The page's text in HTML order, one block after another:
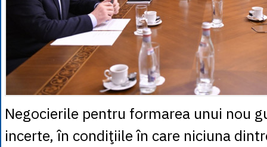
Negocierile pentru formarea unui nou
incerte, în condiţiile în care niciuna